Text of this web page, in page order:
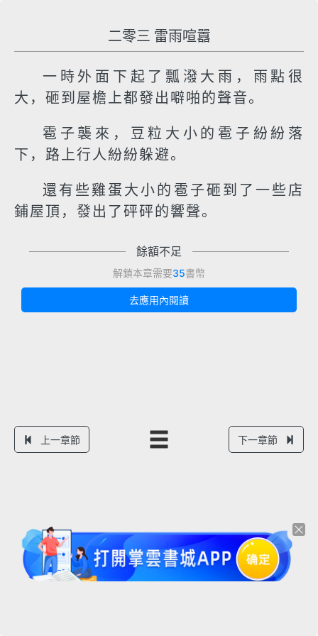
二零三 雷雨喧囂
一時外面下起了瓢潑大雨，雨點很
大，砸到屋檐上都發出噼啪的聲音。
雹子襲來，豆粒大小的雹子紛紛落
下，路上行人紛紛躲避。
還有些雞蛋大小的雹子砸到了一些店
鋪屋頂，發出了砰砰的響聲。
餘額不足
解鎖本章需要35書幣
去應用內閱讀
上一章節 下一章節